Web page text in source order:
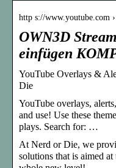
http s://www.youtube.com
OWN3D
einfügen
YouTube Overlays &
Die
YouTube overlays,
and use! Use these
plays. Search for: …
At Nerd or Die, we
solutions that is aimed